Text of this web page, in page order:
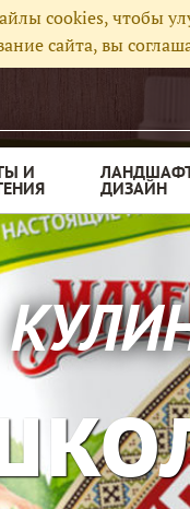
cookies, чтобы
сайта, вы
И
ДИЗАЙН